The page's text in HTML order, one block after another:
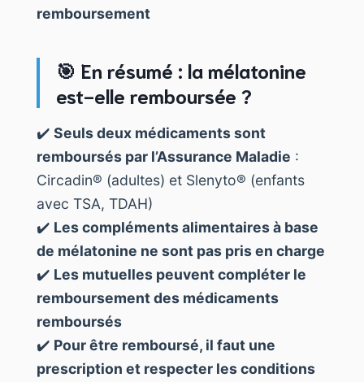
remboursement
🎯 En résumé : la mélatonine
est-elle remboursée ?
✔️ Seuls deux médicaments sont
remboursés par l’Assurance Maladie :
Circadin® (adultes) et Slenyto® (enfants
avec TSA, TDAH)
✔️ Les compléments alimentaires à base
de mélatonine ne sont pas pris en charge
✔️ Les mutuelles peuvent compléter le
remboursement des médicaments
remboursés
✔️ Pour être remboursé, il faut une
prescription et respecter les conditions